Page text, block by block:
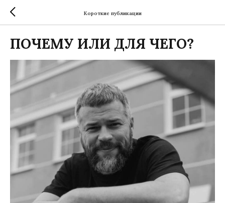
Короткие публикации
ПОЧЕМУ ИЛИ ДЛЯ ЧЕГО?